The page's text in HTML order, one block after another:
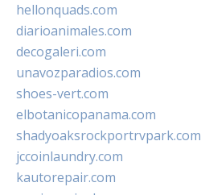
hellonquads.com
diarioanimales.com
decogaleri.com
unavozparadios.com
shoes-vert.com
elbotanicopanama.com
shadyoaksrockportrvpark.com
jccoinlaundry.com
kautorepair.com